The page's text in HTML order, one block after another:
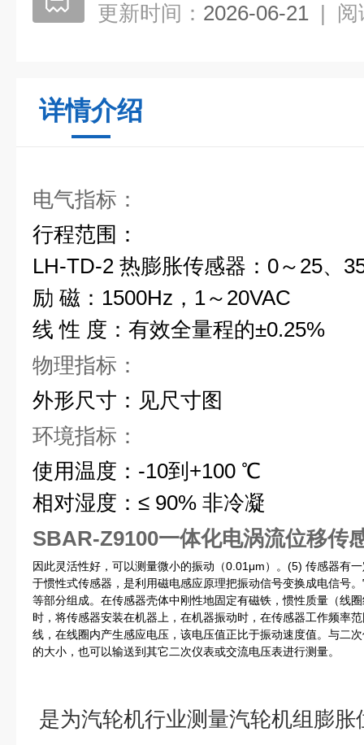
更新时间： 2026-06-21 | 阅
详情介绍
电气指标：
行程范围：
LH-TD-2 热膨胀传感器：0～25、
励 磁：1500Hz，1～20VAC
线 性 度：有效全量程的±0.25%
物理指标：
外形尺寸：见尺寸图
环境指标：
使用温度：-10到+100 ℃
相对湿度：≤ 90% 非冷凝
SBAR-Z9100一体化电涡流位移传
因此灵活性好，可以测量微小的振动（0.01μm）。(5) 传感器有
于惯性式传感器，是利用磁电感应原理把振动信号变换成电信号
等部分组成。在传感器壳体中刚性地固定有磁铁，惯性质量（线
时，将传感器安装在机器上，在机器振动时，在传感器工作频率
线，在线圈内产生感应电压，该电压值正比于振动速度值。与二
的大小，也可以输送到其它二次仪表或交流电压表进行测量。
是为汽轮机行业测量汽轮机组膨